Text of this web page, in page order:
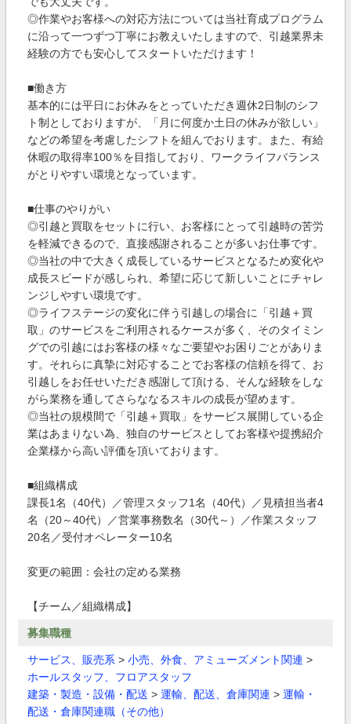
◎作業やお客様への対応方法については当社育成プログラム
に沿って一つずつ丁寧にお教えいたしますので、引越業界未
経験の方でも安心してスタートいただけます！
■働き方
基本的には平日にお休みをとっていただき週休2日制のシフ
ト制としておりますが、「月に何度か土日の休みが欲しい」
などの希望を考慮したシフトを組んでおります。また、有給
休暇の取得率100％を目指しており、ワークライフバランス
がとりやすい環境となっています。
■仕事のやりがい
◎引越と買取をセットに行い、お客様にとって引越時の苦労
を軽減できるので、直接感謝されることが多いお仕事です。
◎当社の中で大きく成長しているサービスとなるため変化や
成長スビードが感しられ、希望に応じて新しいことにチャレ
ンジしやすい環境です。
◎ライフステージの変化に伴う引越しの場合に「引越＋買
取」のサービスをご利用されるケースが多く、そのタイミン
グでの引越にはお客様の様々なご要望やお困りごとがありま
す。それらに真摯に対応することでお客様の信頼を得て、お
引越しをお任せいただき感謝して頂ける、そんな経験をしな
がら業務を通してさらななるスキルの成長が望めます。
◎当社の規模間で「引越＋買取」をサービス展開している企
業はあまりない為、独自のサービスとしてお客様や提携紹介
企業様から高い評価を頂いております。
■組織構成
課長1名（40代）／管理スタッフ1名（40代）／見積担当者4
名（20～40代）／営業事務数名（30代～）／作業スタッフ
20名／受付オペレーター10名
変更の範囲：会社の定める業務
【チーム／組織構成】
募集職種
サービス、販売系 > 小売、外食、アミューズメント関連 >
ホールスタッフ、フロアスタッフ
建築・製造・設備・配送 > 運輸、配送、倉庫関連 > 運輸・
配送・倉庫関連職（その他）